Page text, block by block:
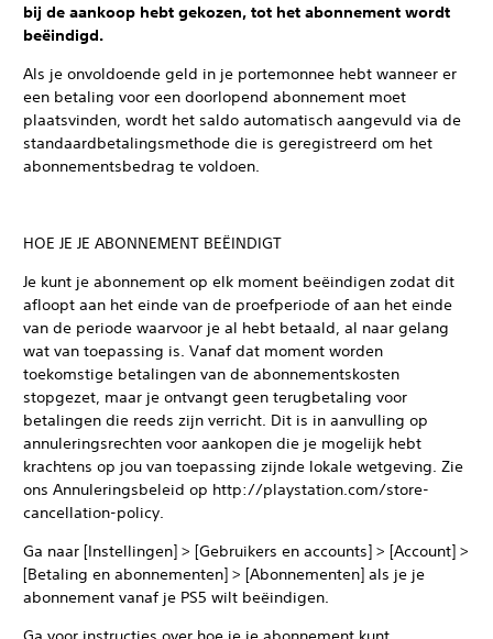
bij de aankoop hebt gekozen, tot het abonnement wordt
beëindigd.
Als je onvoldoende geld in je portemonnee hebt wanneer er
een betaling voor een doorlopend abonnement moet
plaatsvinden, wordt het saldo automatisch aangevuld via de
standaardbetalingsmethode die is geregistreerd om het
abonnementsbedrag te voldoen.
HOE JE JE ABONNEMENT BEËINDIGT
Je kunt je abonnement op elk moment beëindigen zodat dit
afloopt aan het einde van de proefperiode of aan het einde
van de periode waarvoor je al hebt betaald, al naar gelang
wat van toepassing is. Vanaf dat moment worden
toekomstige betalingen van de abonnementskosten
stopgezet, maar je ontvangt geen terugbetaling voor
betalingen die reeds zijn verricht. Dit is in aanvulling op
annuleringsrechten voor aankopen die je mogelijk hebt
krachtens op jou van toepassing zijnde lokale wetgeving. Zie
ons Annuleringsbeleid op http://playstation.com/store-
cancellation-policy.
Ga naar [Instellingen] > [Gebruikers en accounts] > [Account] >
[Betaling en abonnementen] > [Abonnementen] als je je
abonnement vanaf je PS5 wilt beëindigen.